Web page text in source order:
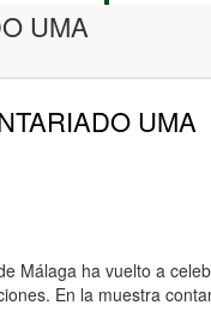
UMA
UMA
Málaga ha vuelto a
En la muestra